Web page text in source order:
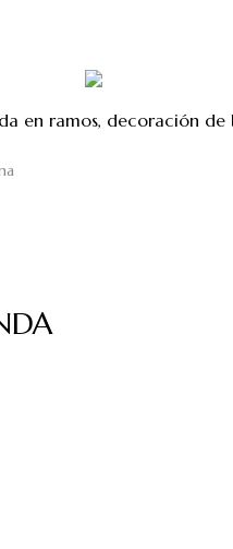
en ramos, decoración de